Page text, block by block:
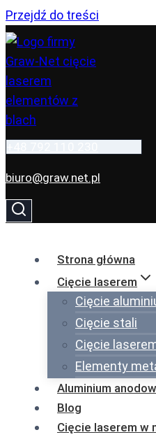
Przejdź do treści
biuro@graw.net.pl
Strona główna
Cięcie laserem
Cięcie
Cięcie stali
Cięcie
Elementy
Aluminium
Blog
Cięcie laserem w